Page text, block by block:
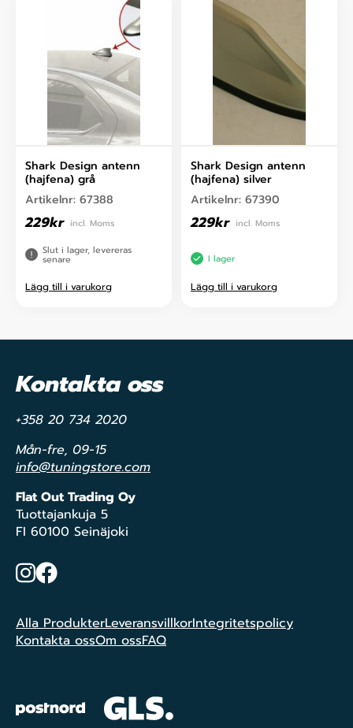
Shark Design antenn
(hajfena) grå
Artikelnr: 67388
229kr incl. Moms
Slut i lager, levereras
senare
Lägg till i varukorg
Shark Design antenn
(hajfena) silver
Artikelnr: 67390
229kr incl. Moms
I lager
Lägg till i varukorg
Kontakta oss
+358 20 734 2020
Mån-fre, 09-15
info@tuningstore.com
Flat Out Trading Oy
Tuottajankuja 5
FI 60100 Seinäjoki
Instagram
Facebook
Alla ProdukterLeveransvillkorIntegritetspolicy
Kontakta ossOm ossFAQ